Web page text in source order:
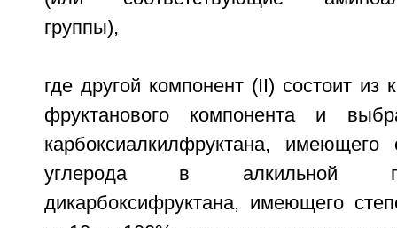
группы),
где другой компонент (II) состоит из
фруктанового компонента и
карбоксиалкилфруктана,
углерода в алкильной
дикарбоксифруктана, имеющего